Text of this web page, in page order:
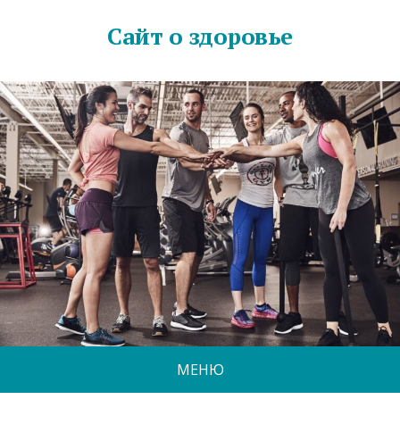
Сайт о здоровье
МЕНЮ